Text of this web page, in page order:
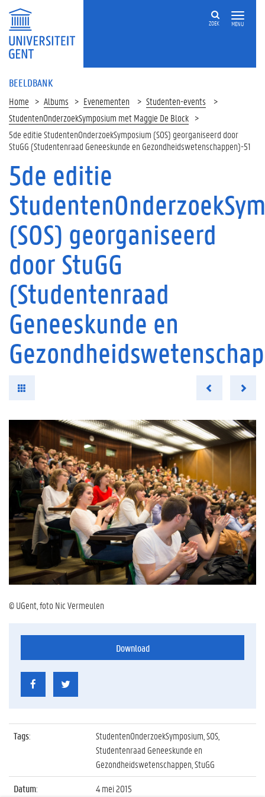
MENU
ZOEK
BEELDBANK
Home Albums Evenementen
Studenten-events
StudentenOnderzoekSymposium met Maggie De Block
5de editie StudentenOnderzoekSymposium (SOS) georganiseerd door
StuGG (Studentenraad Geneeskunde en Gezondheidswetenschappen)-51
5de editie
(SOS) georganiseerd
door StuGG
(Studentenraad
Geneeskunde en
© UGent, foto Nic Vermeulen
Download
Tags:
StudentenOnderzoekSymposium, SOS,
Studentenraad Geneeskunde en
Gezondheidswetenschappen, StuGG
Datum: 4 mei 2015